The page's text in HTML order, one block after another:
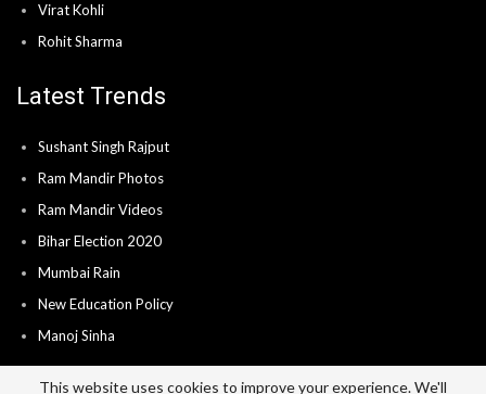
Virat Kohli
Rohit Sharma
Latest Trends
Sushant Singh Rajput
Ram Mandir Photos
Ram Mandir Videos
Bihar Election 2020
Mumbai Rain
New Education Policy
Manoj Sinha
This website uses cookies to improve your experience. We'll